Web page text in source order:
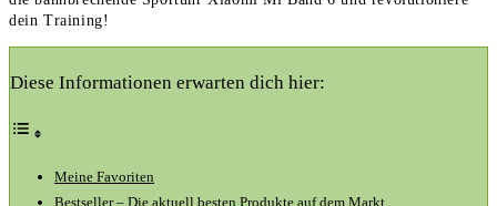
dein Training!
Diese Informationen erwarten dich hier:
Meine⁢ Favoriten